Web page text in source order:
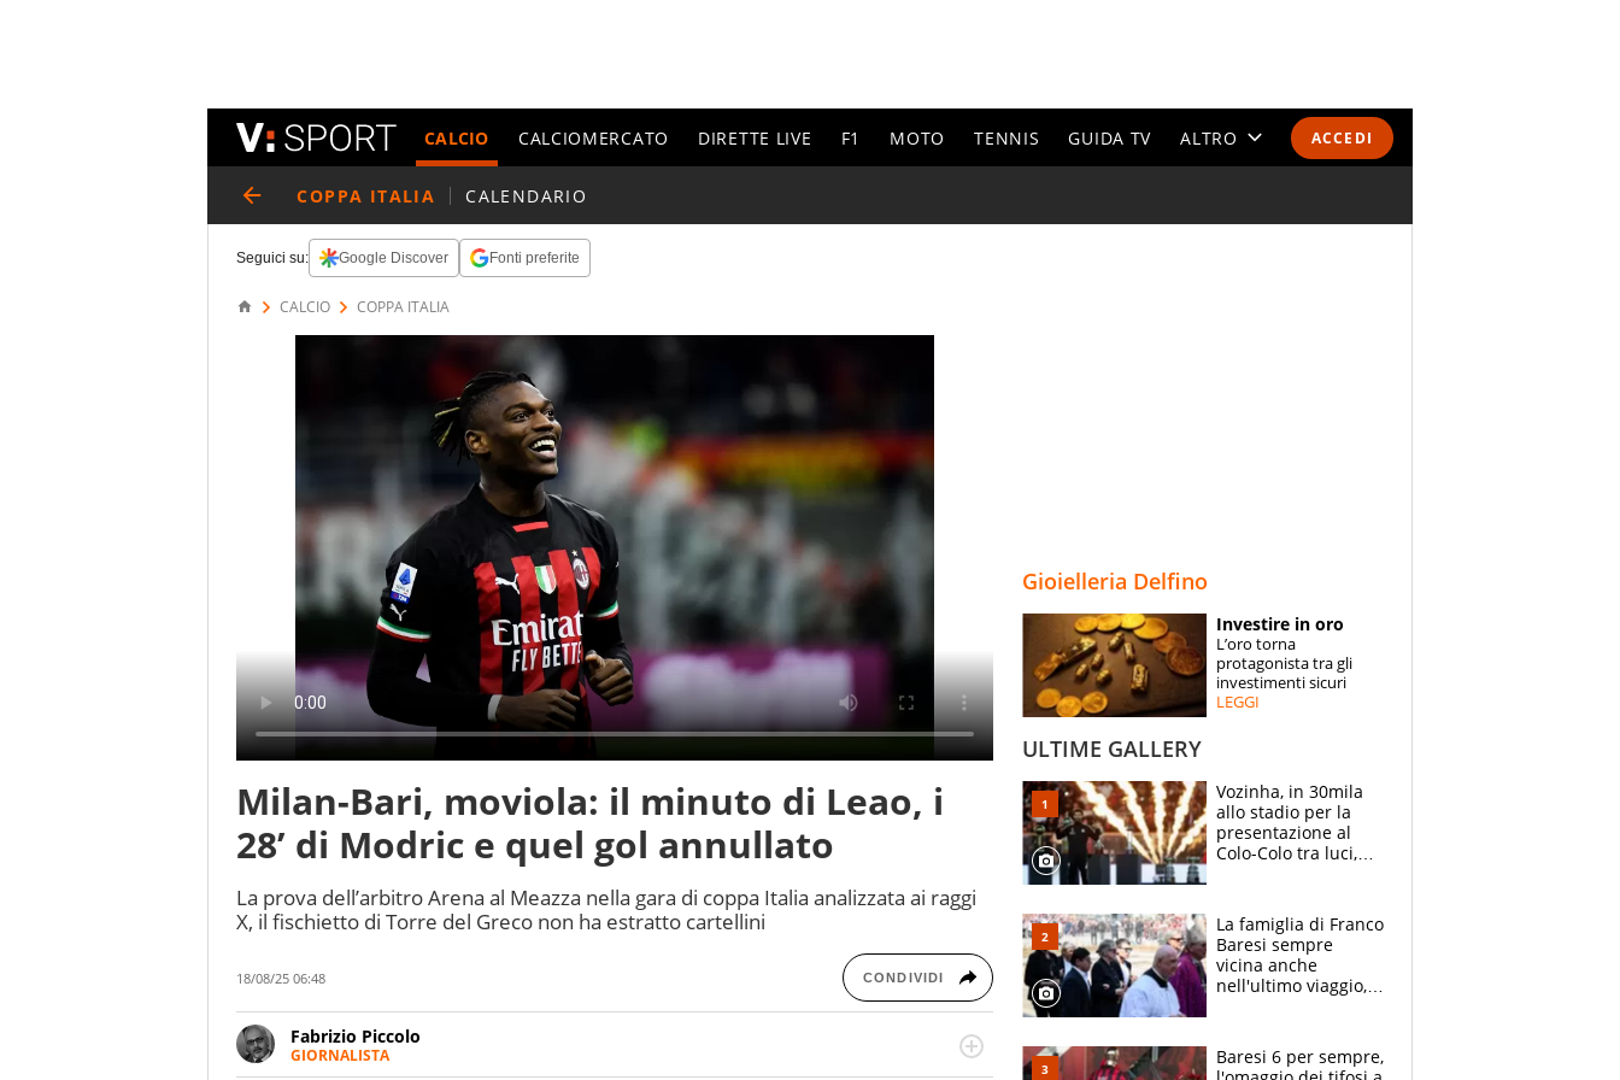
ACCEDI
CALCIO CALCIOMERCATO DIRETTE LIVE F1 MOTO TENNIS GUIDA TV ALTRO
ESPERTI
CONTATTI
COPPA ITALIA CALENDARIO
Seguici su: Google Discover Fonti preferite
CALCIO COPPA ITALIA
Milan-Bari, moviola: il minuto di Leao, i
28’ di Modric e quel gol annullato
La prova dell’arbitro Arena al Meazza nella gara di coppa Italia analizzata ai raggi
X, il fischietto di Torre del Greco non ha estratto cartellini
18/08/25 06:48 CONDIVIDI
Fabrizio Piccolo
GIORNALISTA
Gioielleria Delfino
Investire in oro
L’oro torna
protagonista tra gli
investimenti sicuri
LEGGI
ULTIME GALLERY
Vozinha, in 30mila
allo stadio per la
presentazione al
Colo-Colo tra luci,
La famiglia di Franco
Baresi sempre
vicina anche
nell'ultimo viaggio,
circondati
dall'affetto dei tifosi
Baresi 6 per sempre,